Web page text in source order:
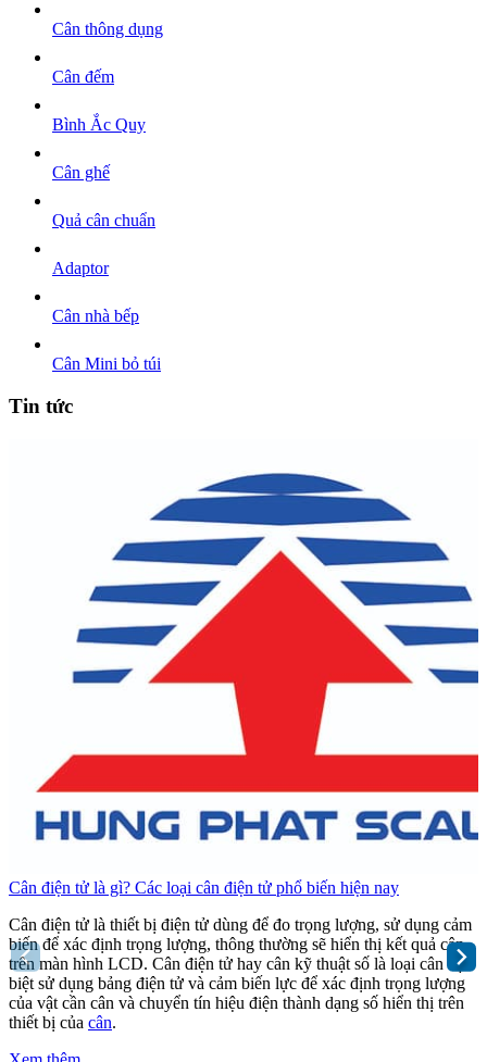
Cân thông dụng
Cân đếm
Bình Ắc Quy
Cân ghế
Quả cân chuẩn
Adaptor
Cân nhà bếp
Cân Mini bỏ túi
Tin tức
Cân điện tử là gì? Các loại cân điện tử phổ biến hiện nay
Cân điện tử là thiết bị điện tử dùng để đo trọng lượng, sử dụng cảm
biến để xác định trọng lượng, thông thường sẽ hiển thị kết quả cân
trên màn hình LCD. Cân điện tử hay cân kỹ thuật số là loại cân đặc
biệt sử dụng bảng điện tử và cảm biến lực để xác định trọng lượng
của vật cần cân và chuyển tín hiệu điện thành dạng số hiển thị trên
thiết bị của cân.